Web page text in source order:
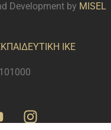
Development by MISEL
ΙΚΕ